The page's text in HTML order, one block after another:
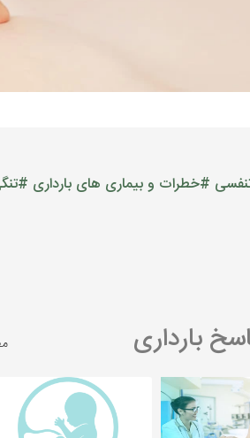
#خطرات و بیماری های بارداری
بارداری